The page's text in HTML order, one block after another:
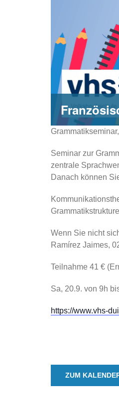
Seminar zur
zentrale
Danach können
Wenn Sie nicht
Ramírez Jaimes,
Teilnahme 41 €
Sa, 20.9. von 9h
https://www.vhs-
ZUM